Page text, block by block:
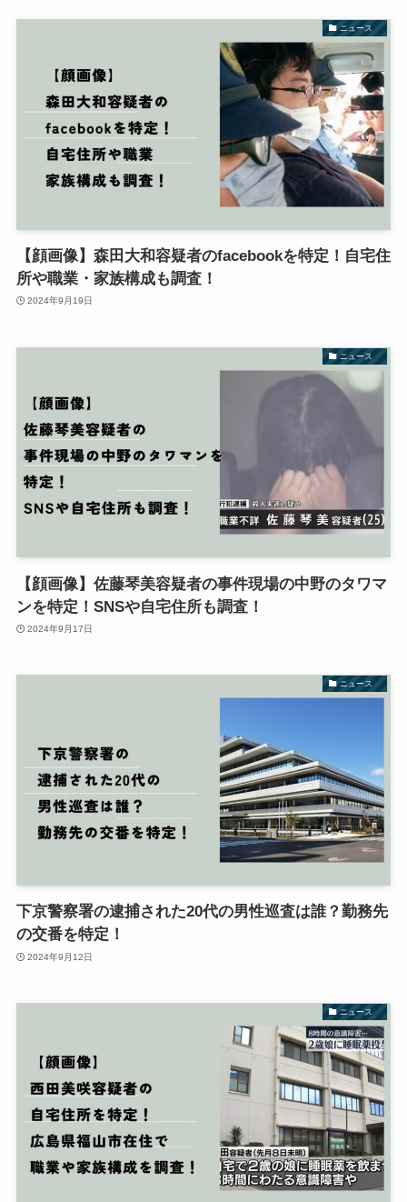
ニュース
【顔画像】森田大和容疑者のfacebookを特定！自宅住
所や職業・家族構成も調査！
2024年9月19日
ニュース
【顔画像】佐藤琴美容疑者の事件現場の中野のタワマ
ンを特定！SNSや自宅住所も調査！
2024年9月17日
ニュース
下京警察署の逮捕された20代の男性巡査は誰？勤務先
の交番を特定！
2024年9月12日
ニュース